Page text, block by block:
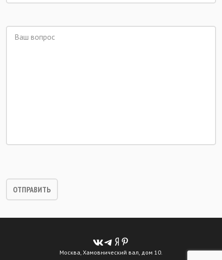
Москва, Хамовнический вал, дом 10.